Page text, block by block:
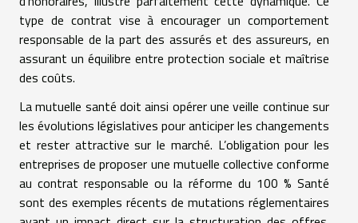
type de contrat vise à encourager un comportement
responsable de la part des assurés et des assureurs, en
assurant un équilibre entre protection sociale et maîtrise
des coûts.
La mutuelle santé doit ainsi opérer une veille continue sur
les évolutions législatives pour anticiper les changements
et rester attractive sur le marché. L’obligation pour les
entreprises de proposer une mutuelle collective conforme
au contrat responsable ou la réforme du 100 % Santé
sont des exemples récents de mutations réglementaires